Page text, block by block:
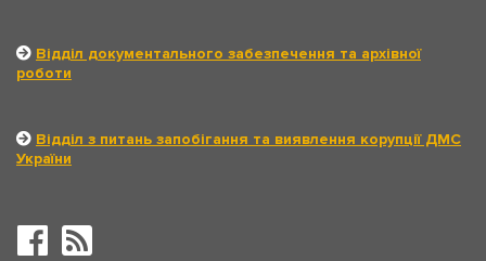
Відділ документального забезпечення та архівної
роботи
Відділ з питань запобігання та виявлення корупції ДМС
України